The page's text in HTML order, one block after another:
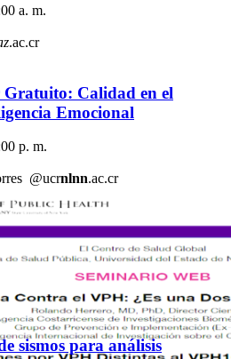
a. m.
.ac.cr
Calidad en el
Emocional
p. m.
@ucrnlnn.ac.cr
sismos para análisis